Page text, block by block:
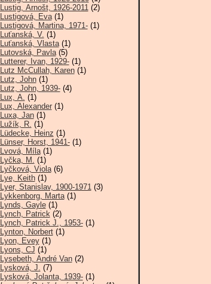
Lustig, Arnošt, 1926-2011(2)
Lustigová, Eva(1)
Lustigová, Martina, 1971-(1)
Luťanská, V. (1)
Luťanská, Vlasta(1)
Lutovská, Pavla(5)
Lutterer, Ivan, 1929-(1)
Lutz McCullah, Karen(1)
Lutz, John(1)
Lutz, John, 1939-(4)
Lux, A. (1)
Lux, Alexander(1)
Luxa, Jan(1)
Lužík, R. (1)
Lüdecke, Heinz (1)
Lünser, Horst, 1941-(1)
Lvová, Míla(1)
Lyčka, M. (1)
Lyčková, Viola(6)
Lye, Keith(1)
Lyer, Stanislav, 1900-1971(3)
Lykkenborg, Marta(1)
Lynds, Gayle(1)
Lynch, Patrick(2)
Lynch, Patrick J., 1953-(1)
Lynton, Norbert(1)
Lyon, Evey(1)
Lyons, CJ (1)
Lysebeth, André Van(2)
Lysková, J. (7)
Lysková, Jolanta, 1939-(1)